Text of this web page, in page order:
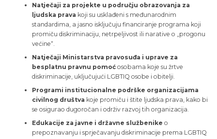
Natječaji za projekte u području obrazovanja za
ljudska prava koji su usklađeni s međunarodnim
standardima, a jasno isključuju financiranje programa koji
promiču diskriminaciju, netrpeljivost ili narative o „progonu
većine“.
Natječaji Ministarstva pravosuđa i uprave za
besplatnu pravnu pomoćosobama koje su žrtve
diskriminacije, uključujući LGBTIQ osobe i obitelji.
Programi institucionalne podrške organizacijama
civilnog društva koje promiču i štite ljudska prava, kako bi
se osigurao dugoročan i održiv razvoj tih organizacija.
Edukacije za javne i državne službenike o
prepoznavanju i sprječavanju diskriminacije prema LGBTIQ